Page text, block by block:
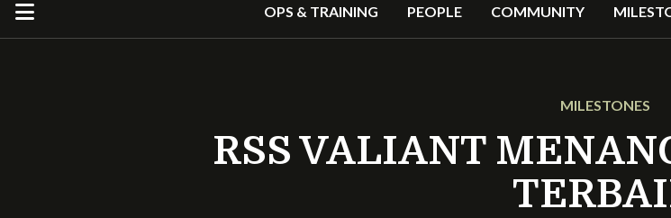
OPS & TRAINING PEOPLE COMMUNITY
MILESTONES
RSS VALIANT